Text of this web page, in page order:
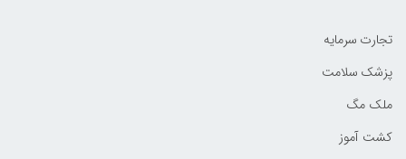
تجارت سرمایه
پزشک سلامت
ملک مگ
کشت آموز